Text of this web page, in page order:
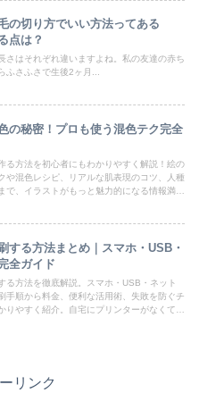
の切り方でいい方法ってある
点は？
さはそれぞれ違いますよね。私の友達の赤ち
ふさふさで生後2ヶ月...
の秘密！プロも使う混色テク完全
る方法を初心者にもわかりやすく解説！絵の
や混色レシピ、リアルな肌表現のコツ、人種
で、イラストがもっと魅力的になる情報満
する方法まとめ｜スマホ・USB・
全ガイド
る方法を徹底解説。スマホ・USB・ネット
手順から料金、便利な活用術、失敗を防ぐチ
りやすく紹介。自宅にプリンターがなくても
リンク